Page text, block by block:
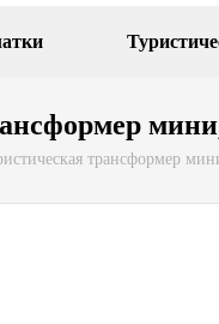
трансформер